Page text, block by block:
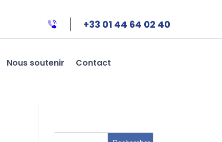
+33 01 44 64 02 40
Nous soutenir Contact